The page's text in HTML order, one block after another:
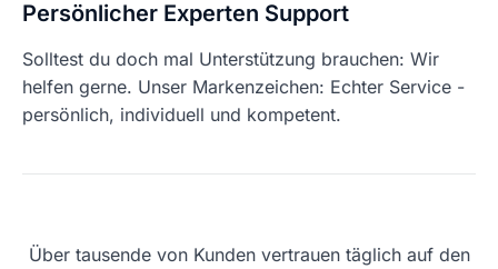
Persönlicher Experten Support
Solltest du doch mal Unterstützung brauchen: Wir
helfen gerne. Unser Markenzeichen: Echter Service -
persönlich, individuell und kompetent.
Über tausende von Kunden vertrauen täglich auf den